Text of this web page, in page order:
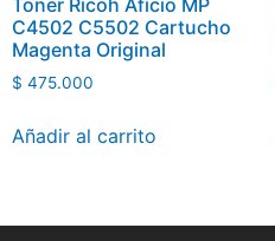
Toner Ricoh Aficio MP
C4502 C5502 Cartucho
Magenta Original
$ 475.000
Añadir al carrito